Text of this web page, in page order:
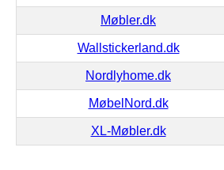
Møbler.dk
Wallstickerland.dk
Nordlyhome.dk
MøbelNord.dk
XL-Møbler.dk